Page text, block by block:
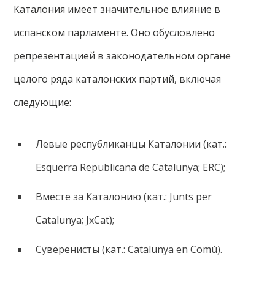
Каталония имеет значительное влияние в
испанском парламенте. Оно обусловлено
репрезентацией в законодательном органе
целого ряда каталонских партий, включая
следующие:
Левые республиканцы Каталонии (кат.:
Esquerra Republicana de Catalunya; ERC);
Вместе за Каталонию (кат.: Junts per
Catalunya; JxCat);
Суверенисты (кат.: Catalunya en Comú).